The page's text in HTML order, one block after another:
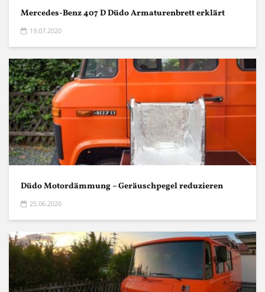
Mercedes-Benz 407 D Düdo Armaturenbrett erklärt
19.07.2020
Düdo Motordämmung – Geräuschpegel reduzieren
25.06.2020